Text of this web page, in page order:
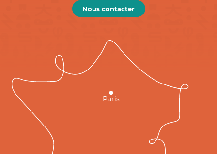
Nous contacter
Paris